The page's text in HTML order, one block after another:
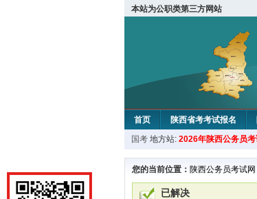
本站为公职类第三方网站
首页 陕西省考考试报名
国考 地方站: 2026年陕西公务员
您的当前位置： 陕西公务员考试网
已解决